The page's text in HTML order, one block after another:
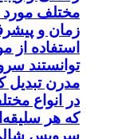
مختلف
زمان و
استفاده از
توانستند
مدرن تبدیل
در انواع
که هر
سرویس شالی